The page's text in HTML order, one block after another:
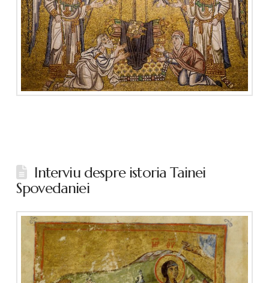
Interviu despre istoria Tainei
Spovedaniei